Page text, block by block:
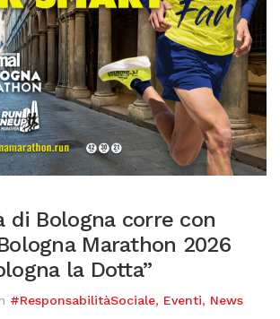
di Bologna corre con
Marathon 2026
la Dotta”
#ResponsabilitàSociale, Eventi, News